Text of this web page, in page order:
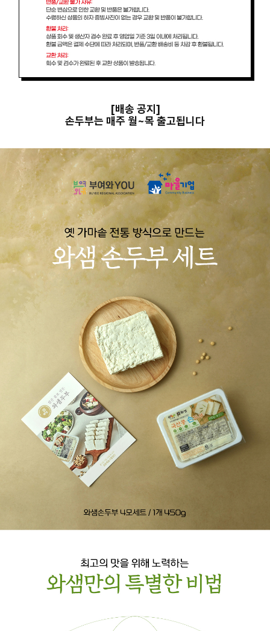
[배송 공지]
손두부는 매주 월~목 출고됩니다